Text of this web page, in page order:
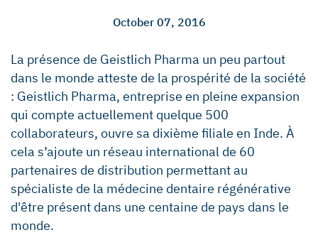
October 07, 2016
La présence de Geistlich Pharma un peu partout
dans le monde atteste de la prospérité de la société
: Geistlich Pharma, entreprise en pleine expansion
qui compte actuellement quelque 500
collaborateurs, ouvre sa dixième filiale en Inde. À
cela s’ajoute un réseau international de 60
partenaires de distribution permettant au
spécialiste de la médecine dentaire régénérative
d'être présent dans une centaine de pays dans le
monde.